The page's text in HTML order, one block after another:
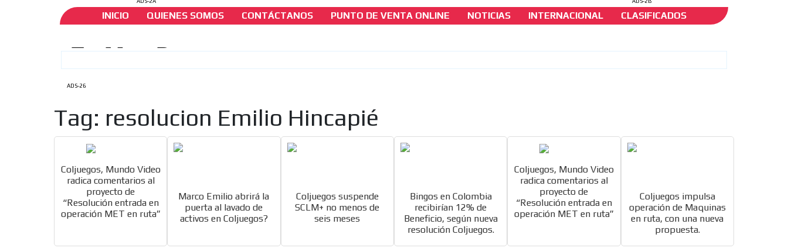
INICIO QUIENES SOMOS CONTÁCTANOS PUNTO DE VENTA ONLINE NOTICIAS INTERNACIONAL CLASIFICADOS
Coljuegos, Mundo Video radica comentarios al
proyecto de “Resolución entrada en operación
ADS-26
Tag: resolucion Emilio Hincapié
Coljuegos, Mundo Video
radica comentarios al
proyecto de
“Resolución entrada en
operación MET en ruta”
Marco Emilio abrirá la
puerta al lavado de
activos en Coljuegos?
Coljuegos suspende
SCLM+ no menos de
seis meses
Bingos en Colombia
recibirían 12% de
Beneficio, según nueva
resolución Coljuegos.
Coljuegos, Mundo Video
radica comentarios al
proyecto de
“Resolución entrada en
operación MET en ruta”
Coljuegos impulsa
operación de Maquinas
en ruta, con una nueva
propuesta.